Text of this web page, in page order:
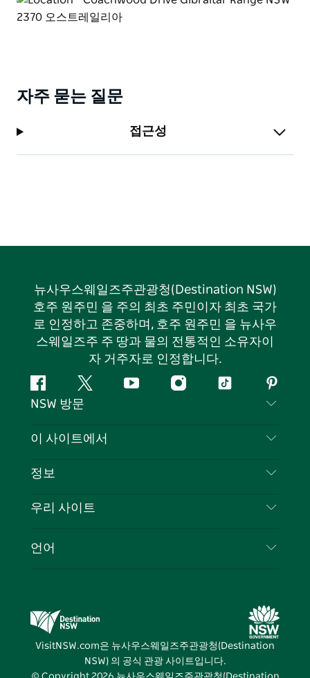
자주 묻는 질문
접근성
뉴사우스웨일즈주관광청(Destination NSW)
호주 원주민 을 주의 최초 주민이자 최초 국가
로 인정하고 존중하며, 호주 원주민 을 뉴사우
스웨일즈주 주 땅과 물의 전통적인 소유자이
자 거주자로 인정합니다.
페
이
북
지
다
유
인
틱
핀
터
스
NSW 방문
문의하기
쿠키 고지
이 사이트에서
목적지
이벤트
정보
여행 정보
뉴사우스웨일즈주 의 사업
우리 사이트
뉴사우스웨일즈주관광청(Destination NSW) 미디
어 센터
비비드 시드니(Vivid Sydney)
언어
VisitNSW.com은 뉴사우스웨일즈주관광청(Destination
NSW) 의 공식 관광 사이트입니다.